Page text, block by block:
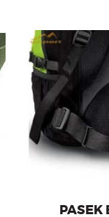
Pasek
PASEK